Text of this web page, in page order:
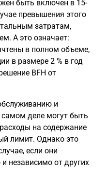
быть включен в 15-
превышения этого
затратам,
А это означает:
в полном объеме,
в размере 2 % в год
BFH от
и
деле могут быть
на содержание
лимит. Однако это
если они
независимо от других